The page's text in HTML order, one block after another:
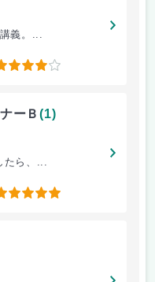
義。...
ーＢ(1)
たら、...